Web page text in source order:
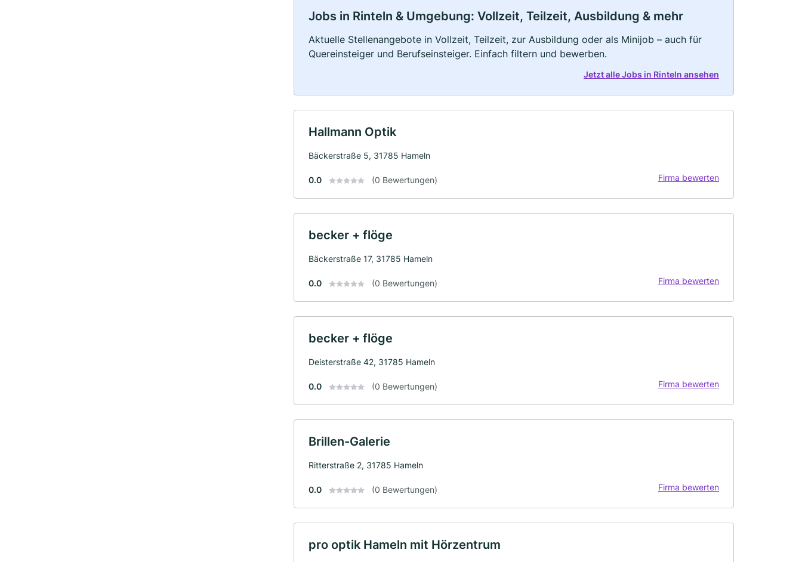
Jobs in Rinteln & Umgebung: Vollzeit, Teilzeit, Ausbildung & mehr
Aktuelle Stellenangebote in Vollzeit, Teilzeit, zur Ausbildung oder als Minijob – auch für
Quereinsteiger und Berufseinsteiger. Einfach filtern und bewerben.
Jetzt alle Jobs in Rinteln ansehen
Hallmann Optik
Bäckerstraße 5, 31785 Hameln
0.0 (0 Bewertungen) Firma bewerten
becker + flöge
Bäckerstraße 17, 31785 Hameln
0.0 (0 Bewertungen) Firma bewerten
becker + flöge
Deisterstraße 42, 31785 Hameln
0.0 (0 Bewertungen) Firma bewerten
Brillen-Galerie
Ritterstraße 2, 31785 Hameln
0.0 (0 Bewertungen) Firma bewerten
pro optik Hameln mit Hörzentrum